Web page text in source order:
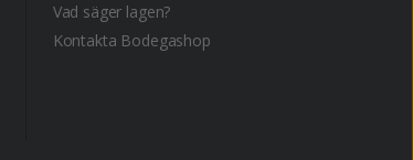
Vad säger lagen?
Kontakta Bodegashop